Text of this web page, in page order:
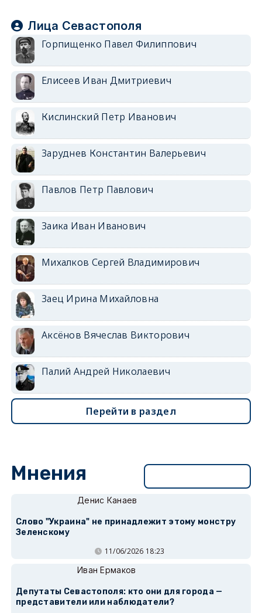
Лица Севастополя
Горпищенко Павел Филиппович
Елисеев Иван Дмитриевич
Кислинский Петр Иванович
Заруднев Константин Валерьевич
Павлов Петр Павлович
Заика Иван Иванович
Михалков Сергей Владимирович
Заец Ирина Михайловна
Аксёнов Вячеслав Викторович
Палий Андрей Николаевич
Перейти в раздел
Мнения
Денис Канаев
Слово "Украина" не принадлежит этому монстру
Зеленскому
11/06/2026 18:23
Иван Ермаков
Депутаты Севастополя: кто они для города —
представители или наблюдатели?